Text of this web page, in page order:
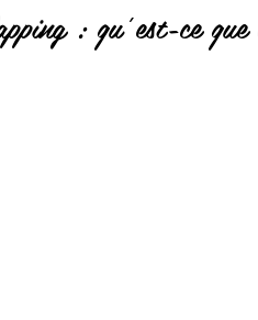
: qu’est-ce